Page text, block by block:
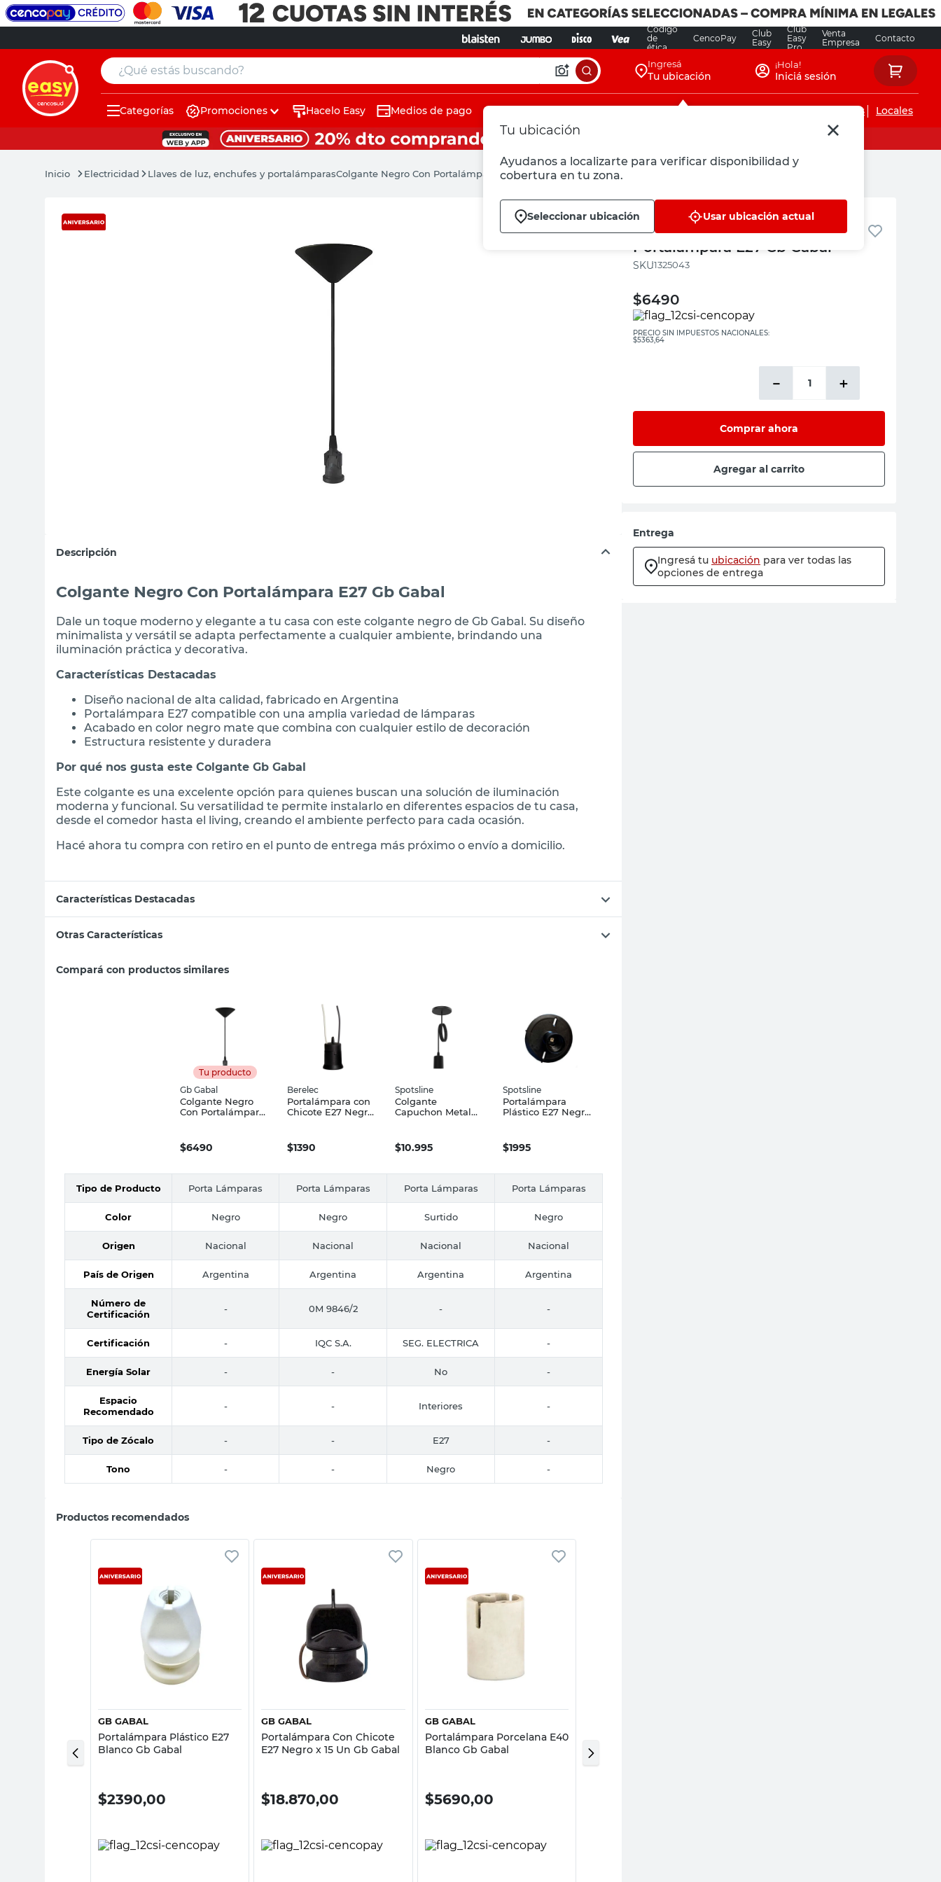
Código
de
ética
CencoPay
Club
Easy
Club
Easy
Pro
Venta
Empresa
Contacto
¿Qué estás buscando? Ingresá
Tu ubicación
Tu ubicación
Ayudanos a localizarte para verificar disponibilidad y
cobertura en tu zona.
Seleccionar ubicación Usar ubicación actual
¡Hola!
Iniciá sesión
Categorías Promociones Hacelo Easy Medios de pago Servicios de instalaciones Locales
Electricidad Llaves de luz, enchufes y portalámparasColgante Negro Con Portalámpara E27 Gb Gabal
Descripción
Colgante Negro Con Portalámpara E27 Gb Gabal
Dale un toque moderno y elegante a tu casa con este colgante negro de Gb Gabal. Su diseño
minimalista y versátil se adapta perfectamente a cualquier ambiente, brindando una
iluminación práctica y decorativa.
Características Destacadas
Diseño nacional de alta calidad, fabricado en Argentina
Portalámpara E27 compatible con una amplia variedad de lámparas
Acabado en color negro mate que combina con cualquier estilo de decoración
Estructura resistente y duradera
Por qué nos gusta este Colgante Gb Gabal
Este colgante es una excelente opción para quienes buscan una solución de iluminación
moderna y funcional. Su versatilidad te permite instalarlo en diferentes espacios de tu casa,
desde el comedor hasta el living, creando el ambiente perfecto para cada ocasión.
Hacé ahora tu compra con retiro en el punto de entrega más próximo o envío a domicilio.
Características Destacadas
Otras Características
Compará con productos similares
Tu producto
Gb Gabal
Colgante Negro
Con Portalámpara
$6490
Berelec
Portalámpara con
Chicote E27 Negro
$1390
Spotsline
Colgante
Capuchon Metal
$10.995
Spotsline
Portalámpara
Plástico E27 Negro
$1995
Tipo de Producto Porta Lámparas Porta Lámparas Porta Lámparas Porta Lámparas
Color Negro Negro Surtido Negro
Origen Nacional Nacional Nacional Nacional
País de Origen Argentina Argentina Argentina Argentina
Número de
Certificación
- 0M 9846/2 - -
Certificación - IQC S.A. SEG. ELECTRICA -
Energía Solar - - No -
Espacio
Recomendado
- - Interiores -
Tipo de Zócalo - - E27 -
Tono - - Negro -
Productos recomendados
Vista rápida
GB GABAL
Portalámpara Plástico E27
Blanco Gb Gabal
$2390,00
Vista rápida
GB GABAL
Portalámpara Con Chicote
E27 Negro x 15 Un Gb Gabal
$18.870,00
GB GABAL
Portalámpara Porcelana E40
Blanco Gb Gabal
$5690,00
GU10 Blanco SPL
Distribuidora
Gb Gabal
Colgante Negro Con
Portalámpara E27 Gb Gabal
:1325043
$6490
PRECIO SIN IMPUESTOS NACIONALES:
$5363,64
＋
－
Comprar ahora
Agregar al carrito
Entrega
Ingresá tu ubicación para ver todas las
opciones de entrega
muebles